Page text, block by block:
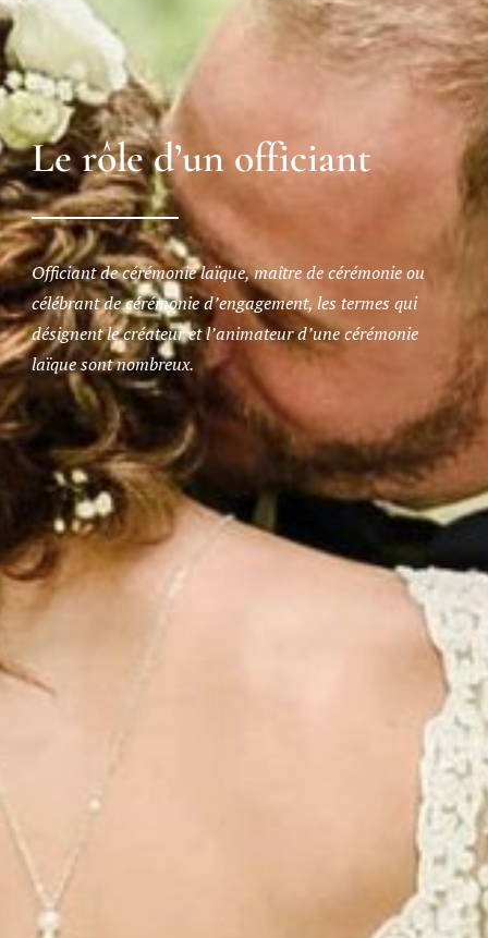
Le rôle d’un officiant
Officiant de cérémonie laïque, maître de cérémonie ou
célébrant de cérémonie d’engagement, les termes qui
désignent le créateur et l’animateur d’une cérémonie
laïque sont nombreux.